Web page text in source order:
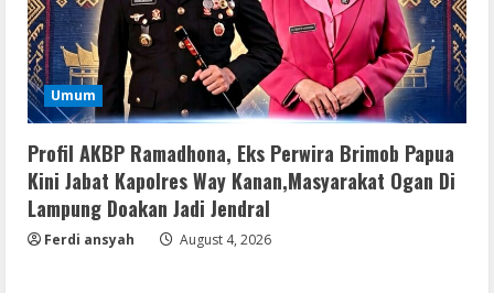
Umum
Profil AKBP Ramadhona, Eks Perwira Brimob Papua
Kini Jabat Kapolres Way Kanan,Masyarakat Ogan Di
Lampung Doakan Jadi Jendral
Ferdi ansyah August 4, 2026
4 August 8, 2026
5
Resettools
GraphPad Prism Academic & Corporate
August 8, 2026
Resettools
Nik Collection (by DxO) Portable [no